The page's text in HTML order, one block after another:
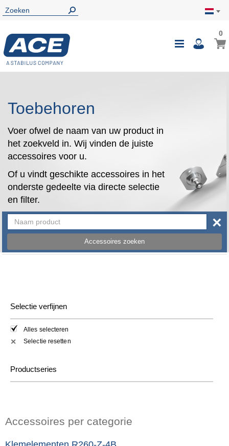
Toggle
00
Toebehoren
Voer ofwel de naam van uw product in
het zoekveld in. Wij vinden de juiste
accessoires voor u.
Of u vindt geschikte accessoires in het
onderste gedeelte via directe selectie
en filter.
Accessoires zoeken
×
Selectie verfijnen
Alles selecteren
✕ Selectie resetten
Productseries
Accessoires per categorie